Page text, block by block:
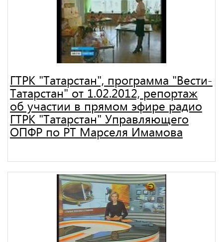
ГТРК "Татарстан", программа "Вести-
Татарстан" от 1.02.2012, репортаж
об участии в прямом эфире радио
ГТРК "Татарстан" Управляющего
ОПФР по РТ Марселя Имамова